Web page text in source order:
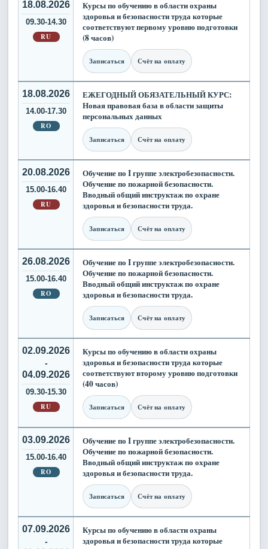
18.08.2026
09.30-14.30
RU
Курсы по обучению в области охраны
здоровья и безопасности труда которые
соответствуют первому уровню подготовки
(8 часов)
Записаться Счёт на оплату
18.08.2026
14.00-17.30
RO
ЕЖЕГОДНЫЙ ОБЯЗАТЕЛЬНЫЙ КУРС:
Новая правовая база в области защиты
персональных данных
Записаться Счёт на оплату
20.08.2026
15.00-16.40
RU
Обучение по I группе электробезопасности.
Обучение по пожарной безопасности.
Вводный общий инструктаж по охране
здоровья и безопасности труда.
Записаться Счёт на оплату
26.08.2026
15.00-16.40
RO
Обучение по I группе электробезопасности.
Обучение по пожарной безопасности.
Вводный общий инструктаж по охране
здоровья и безопасности труда.
Записаться Счёт на оплату
02.09.2026
-
04.09.2026
09.30-15.30
RU
Курсы по обучению в области охраны
здоровья и безопасности труда которые
соответствуют второму уровню подготовки
(40 часов)
Записаться Счёт на оплату
03.09.2026
15.00-16.40
RO
Обучение по I группе электробезопасности.
Обучение по пожарной безопасности.
Вводный общий инструктаж по охране
здоровья и безопасности труда.
Записаться Счёт на оплату
07.09.2026
-
Курсы по обучению в области охраны
здоровья и безопасности труда которые